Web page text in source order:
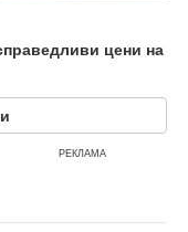
цени на
РЕКЛАМА